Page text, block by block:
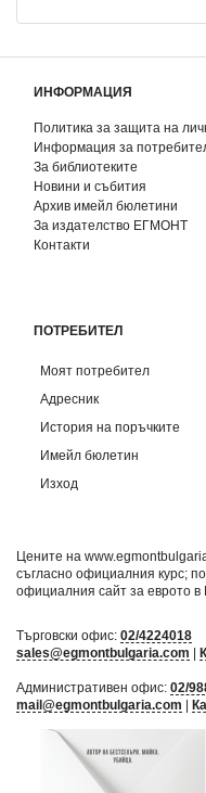
ИНФОРМАЦИЯ
Политика за защита на
Информация за
За библиотеките
Новини и събития
Архив имейл бюлетини
За издателство ЕГМОНТ
Контакти
ПОТРЕБИТЕЛ
Моят потребител
Адресник
История на поръчките
Имейл бюлетин
Изход
Цените на
съгласно официалния курс;
официалния сайт за еврото в
Търговски офис: 02/4224018
sales@egmontbulgaria.com |
Административен офис: 02/
mail@egmontbulgaria.com |